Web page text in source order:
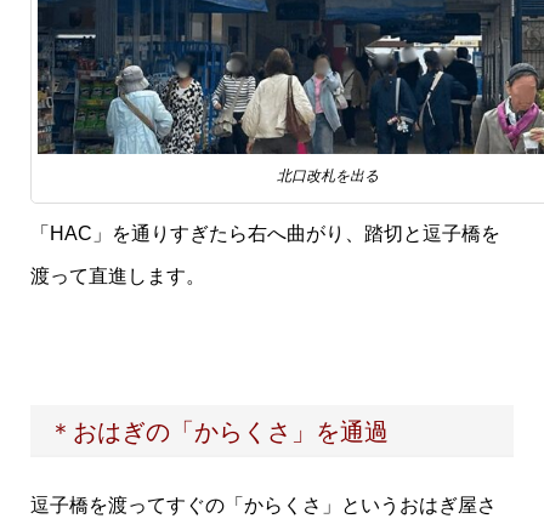
北口改札を出る
「HAC」を通りすぎたら右へ曲がり、踏切と逗子橋を
渡って直進します。
＊おはぎの「からくさ」を通過
逗子橋を渡ってすぐの「からくさ」というおはぎ屋さ